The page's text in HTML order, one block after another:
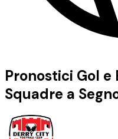
Pronostici Gol
Squadre a